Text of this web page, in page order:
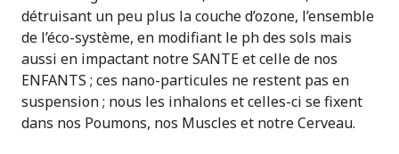
détruisant un peu plus la couche d’ozone, l’ensemble
de l’éco-système, en modifiant le ph des sols mais
aussi en impactant notre SANTE et celle de nos
ENFANTS ; ces nano-particules ne restent pas en
suspension ; nous les inhalons et celles-ci se fixent
dans nos Poumons, nos Muscles et notre Cerveau.